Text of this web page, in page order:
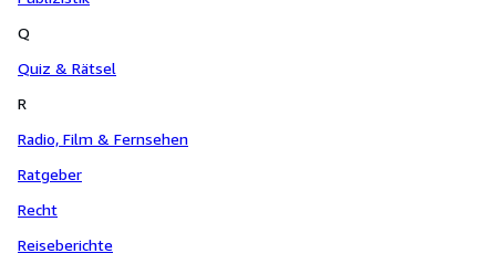
Q
Quiz & Rätsel
R
Radio, Film & Fernsehen
Ratgeber
Recht
Reiseberichte